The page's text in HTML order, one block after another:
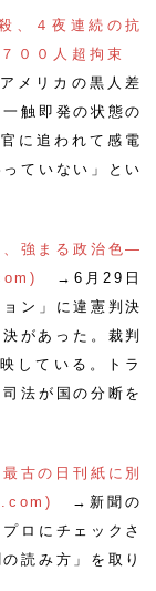
、４夜連続の抗
００人超拘束
リカの黒人差
触即発の状態の
に追われて感電
ていない」とい
強まる政治色―
→6月29日
ン」に違憲判決
があった。裁判
している。トラ
法が国の分断を
古の日刊紙に別
→新聞の
ロにチェックさ
読み方」を取り